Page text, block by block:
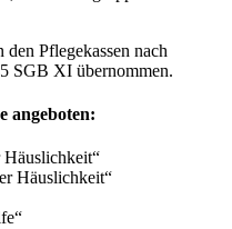
Pflegekassen nach
SGB XI übernommen.
angeboten:
Häuslichkeit“
Häuslichkeit“